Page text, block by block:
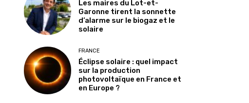
Les maires du Lot-et-
Garonne tirent la sonnette
d’alarme sur le biogaz et le
solaire
FRANCE
Éclipse solaire : quel impact
sur la production
photovoltaïque en France et
en Europe ?